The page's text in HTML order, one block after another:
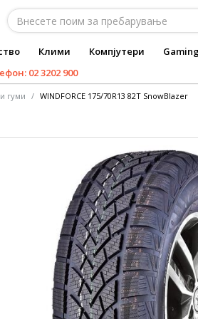
Клими Компјутери
02 3202 900
гуми WINDFORCE 175/70R13 82T SnowBlazer